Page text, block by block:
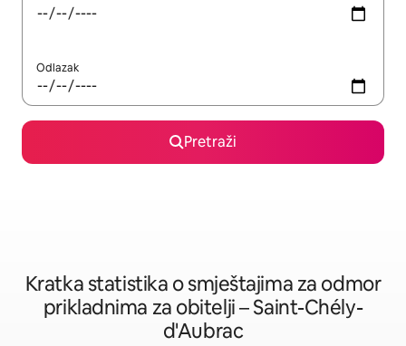
Odlazak
Pretraži
Kratka statistika o smještajima za odmor
prikladnima za obitelji – Saint-Chély-
d'Aubrac